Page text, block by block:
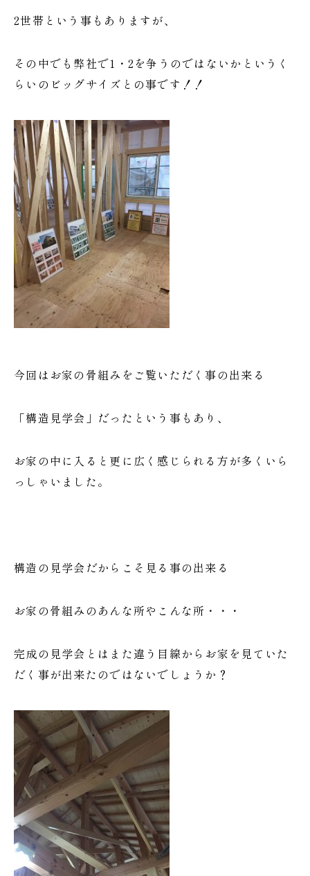
2世帯という事もありますが、
その中でも弊社で1・2を争うのではないかというく
らいのビッグサイズとの事です！！
今回はお家の骨組みをご覧いただく事の出来る
「構造見学会」だったという事もあり、
お家の中に入ると更に広く感じられる方が多くいら
っしゃいました。
構造の見学会だからこそ見る事の出来る
お家の骨組みのあんな所やこんな所・・・
完成の見学会とはまた違う目線からお家を見ていた
だく事が出来たのではないでしょうか？